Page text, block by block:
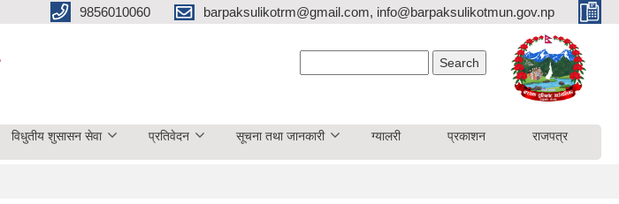
9856010060 barpaksulikotrm@gmail.com, info@barpaksulikotmun.gov.np
विधुतीय शुसासन सेवा प्रतिवेदन सूचना तथा जानकारी ग्यालरी प्रकाशन राजपत्र